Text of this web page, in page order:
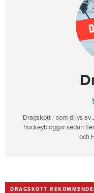
Dragskott - som drivs av
hockeybloggar sedan
och
DRAGSKOTT